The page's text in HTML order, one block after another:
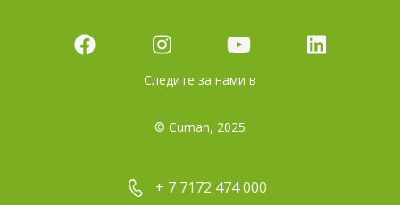
+ 7 7172 474 000
Следите за нами в
© Cuman, 2025